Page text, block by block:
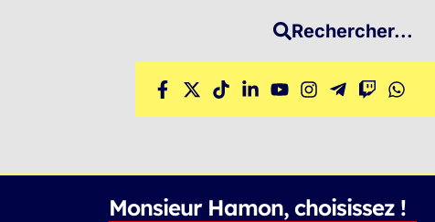
Rechercher...
Monsieur Hamon, choisissez !